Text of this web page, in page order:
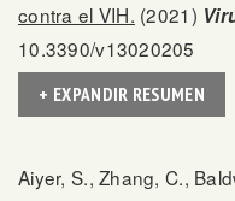
contra el VIH. (2021)
10.3390/v13020205
+ EXPANDIR RESUMEN
Aiyer, S., Zhang, C.,